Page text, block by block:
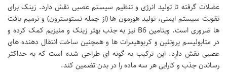
عضلات گرفته تا تولید انرژی و تنظیم سیستم عصبی نقش دارد. زینک برای
تقویت سیستم ایمنی، تولید هورمون ها (از جمله تستوسترون) و ترمیم بافت
ها ضروری است. ویتامین B6 نیز به جذب بهتر زینک و منیزیم کمک کرده و
در متابولیسم پروتئین و کربوهیدرات ها و همچنین ساخت انتقال دهنده های
عصبی نقش دارد. این ترکیب به گونه ای طراحی شده است که به حداکثر
رساندن جذب و کارایی هر سه ماده را در بدن تضمین کند.